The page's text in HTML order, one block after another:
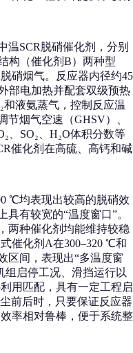
温SCR脱硝催化剂，分别
构（催化剂B）两种型
硝烟气。反应器内径约45
部电加热并配套双级预热
和液氨蒸气，控制反应温
节烟气空速（GHSV）、
、SO₂、H₂O体积分数等
催化剂在高硫、高钙和碱
℃均表现出较高的脱硝效
具有较宽的“温度窗口”。
两种催化剂均能维持较稳
催化剂A在300–320 ℃和
区间，表现出“多温度窗
组启停工况、滑挡运行以
用匹配，具有一定工程启
前后时，只要保证反应器
率相对鲁棒，便于系统整